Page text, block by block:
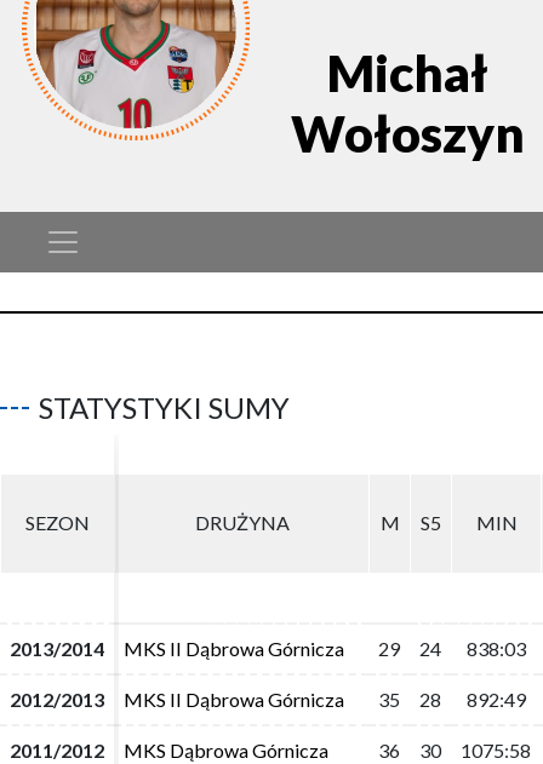
Michał
Wołoszyn
STATYSTYKI SUMY
SEZON DRUŻYNA M S5 MIN
2013/2014 MKS II Dąbrowa Górnicza 29 24 838:03
2012/2013 MKS II Dąbrowa Górnicza 35 28 892:49
2011/2012 MKS Dąbrowa Górnicza 36 30 1075:58
SEZON DRUŻYNA M S5 MIN
2013/2014 MKS II Dąbrowa Górnicza 29 24 838:03
2012/2013 MKS II Dąbrowa Górnicza 35 28 892:49
2011/2012 MKS Dąbrowa Górnicza 36 30 1075:58